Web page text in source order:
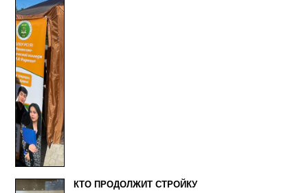
КТО ПРОДОЛЖИТ СТРОЙКУ